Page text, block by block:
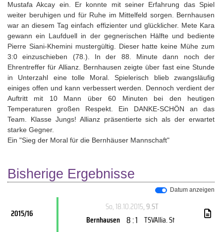
Mustafa Akcay ein. Er konnte mit seiner Erfahrung das Spiel
weiter beruhigen und für Ruhe im Mittelfeld sorgen. Bernhausen
war an diesem Tag einfach effizienter und glücklicher. Mete Kara
gewann ein Laufduell in der gegnerischen Hälfte und bediente
Pierre Siani-Khemini mustergültig. Dieser hatte keine Mühe zum
3:0 einzuschieben (78.). In der 88. Minute dann noch der
Ehrentreffer für Allianz. Bernhausen zeigte über fast eine Stunde
in Unterzahl eine tolle Moral. Spielerisch blieb zwangsläufig
einiges offen und kann verbessert werden. Dennoch verdient der
Auftritt mit 10 Mann über 60 Minuten bei den heutigen
Temperaturen großen Respekt. Ein DANKE-SCHÖN an das
Team. Klasse Jungs! Allianz präsentierte sich als der erwartet
starke Gegner.
Ein "Sieg der Moral für die Bernhäuser Mannschaft"
Bisherige Ergebnisse
Datum anzeigen
2015/16
So, 18.10.2015, 9.ST
Bernhausen 8 : 1 TSVAllia. St